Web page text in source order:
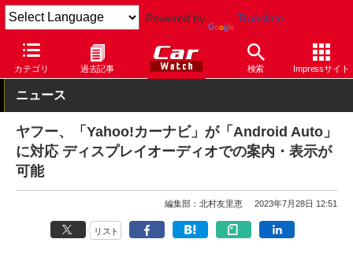
Powered by Translate
カテゴリ 過去記事 検索 Impressサイト
Car Watch 自動車
ニュース
ヤフー、「Yahoo!カーナビ」が「Android Auto」
に対応 ディスプレイオーディオでの案内・表示が
可能
編集部：北村友里恵 2023年7月28日 12:51
リスト